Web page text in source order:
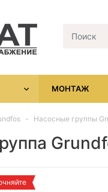
МОНТАЖ
Насосные группы